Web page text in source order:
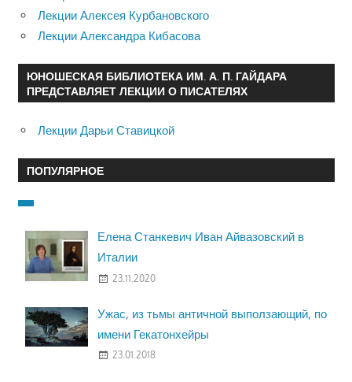
Лекции Алексея Курбановского
Лекции Александра Кибасова
ЮНОШЕСКАЯ БИБЛИОТЕКА ИМ. А. П. ГАЙДАРА
ПРЕДСТАВЛЯЕТ ЛЕКЦИИ О ПИСАТЕЛЯХ
Лекции Дарьи Ставицкой
ПОПУЛЯРНОЕ
Елена Станкевич Иван Айвазовский в
Италии
23.11.2020
Ужас, из тьмы античной выползающий, по
имени Гекатонхейры
23.01.2018